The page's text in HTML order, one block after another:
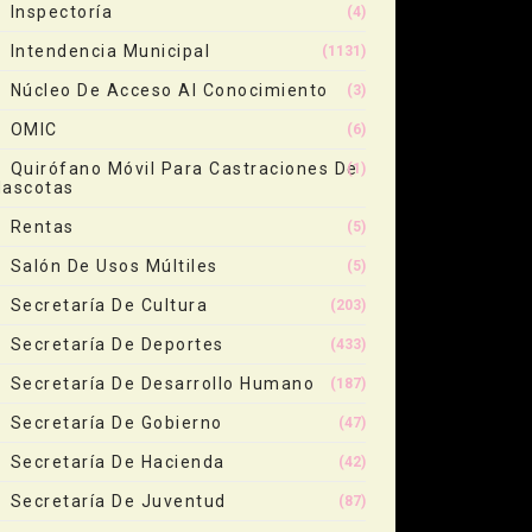
Inspectoría (4)
Intendencia Municipal (1131)
Núcleo De Acceso Al Conocimiento (3)
OMIC (6)
Quirófano Móvil Para Castraciones De(1)
Rentas (5)
Salón De Usos Múltiles (5)
Secretaría De Cultura (203)
Secretaría De Deportes (433)
Secretaría De Desarrollo Humano (187)
Secretaría De Gobierno (47)
Secretaría De Hacienda (42)
Secretaría De Juventud (87)